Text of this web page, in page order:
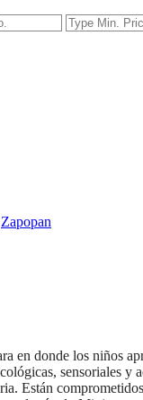
Zapopan
en donde los niños
sensoriales y
Están